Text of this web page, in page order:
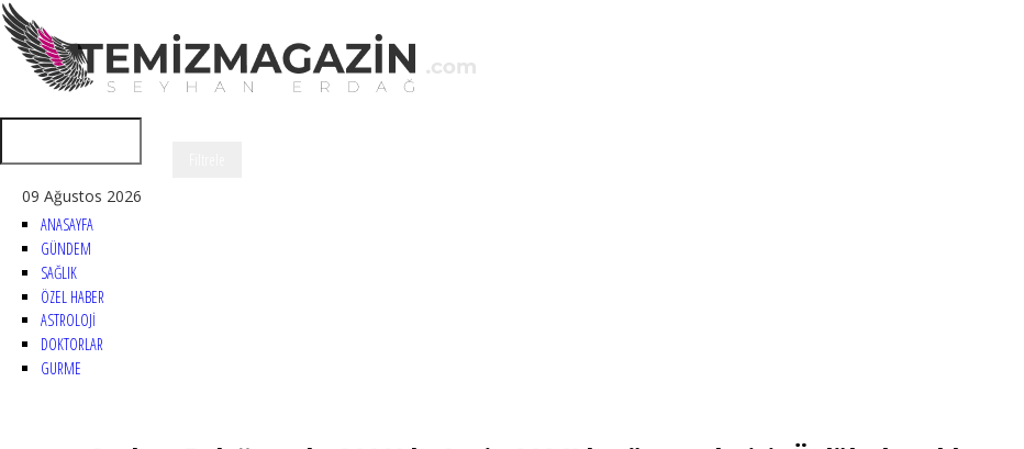
09 Ağustos 2026
ANASAYFA
GÜNDEM
SAĞLIK
ÖZEL HABER
ASTROLOJİ
DOKTORLAR
GURME